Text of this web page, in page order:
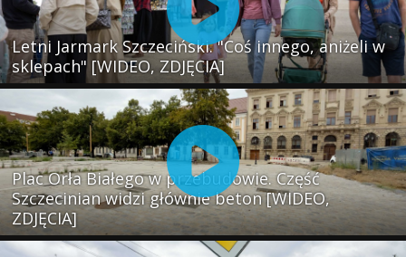
Letni Jarmark Szczeciński. "Coś innego, aniżeli w
sklepach" [WIDEO, ZDJĘCIA]
Plac Orła Białego w przebudowie. Część
Szczecinian widzi głównie beton [WIDEO,
ZDJĘCIA]